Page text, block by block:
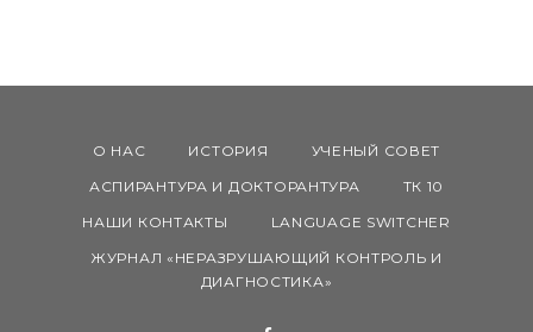
О НАС ИСТОРИЯ
УЧЕНЫЙ СОВЕТ
АСПИРАНТУРА И ДОКТОРАНТУРА
ТК 10
НАШИ КОНТАКТЫ
LANGUAGE SWITCHER
ЖУРНАЛ «НЕРАЗРУШАЮЩИЙ КОНТРОЛЬ И
ДИАГНОСТИКА»